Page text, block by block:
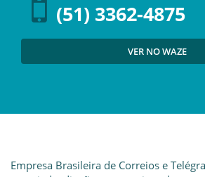
(51) 3362-4875
VER NO WAZE
Empresa Brasileira de Correios e